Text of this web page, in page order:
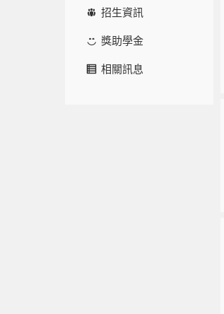
招生資訊
獎助學金
相關訊息